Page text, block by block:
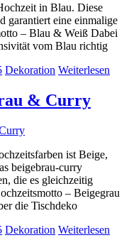
in Blau. Diese
garantiert eine einmalige
– Blau & Weiß Dabei
vom Blau richtig
Dekoration Weiterlesen
& Curry
ist Beige,
beigebrau-curry
die es gleichzeitig
– Beigegrau
die Tischdeko
Dekoration Weiterlesen